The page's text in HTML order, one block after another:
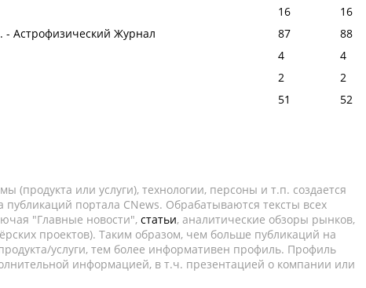
16
16
- Астрофизический Журнал
87
88
4
4
2
2
51 52
(продукта или услуги), технологии, персоны и т.п. создается
публикаций портала CNews. Обрабатываются тексты всех
"Главные новости", статьи, аналитические обзоры рынков,
проектов). Таким образом, чем больше публикаций на
услуги, тем более информативен профиль. Профиль
информацией, в т.ч. презентацией о компании или